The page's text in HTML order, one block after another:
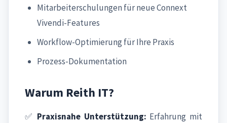
Mitarbeiterschulungen für neue Connext
Vivendi-Features
Workflow-Optimierung für Ihre Praxis
Prozess-Dokumentation
Warum Reith IT?
✅ Praxisnahe Unterstützung: Erfahrung mit